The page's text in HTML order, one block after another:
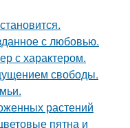
с любовью.
с характером.
свободы.
растений
пятна и